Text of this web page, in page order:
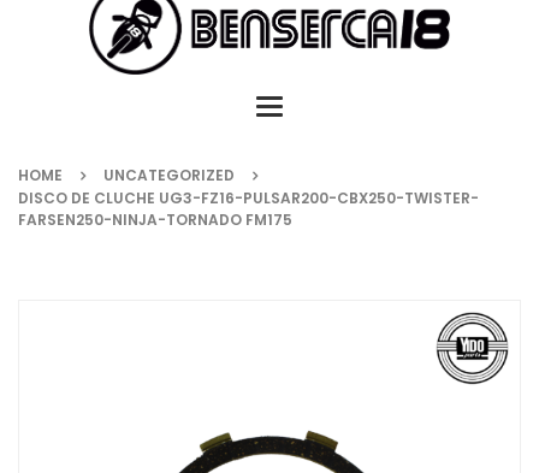
Toggle
HOME
UNCATEGORIZED
DISCO DE CLUCHE UG3-FZ16-PULSAR200-CBX250-TWISTER-
FARSEN250-NINJA-TORNADO FM175